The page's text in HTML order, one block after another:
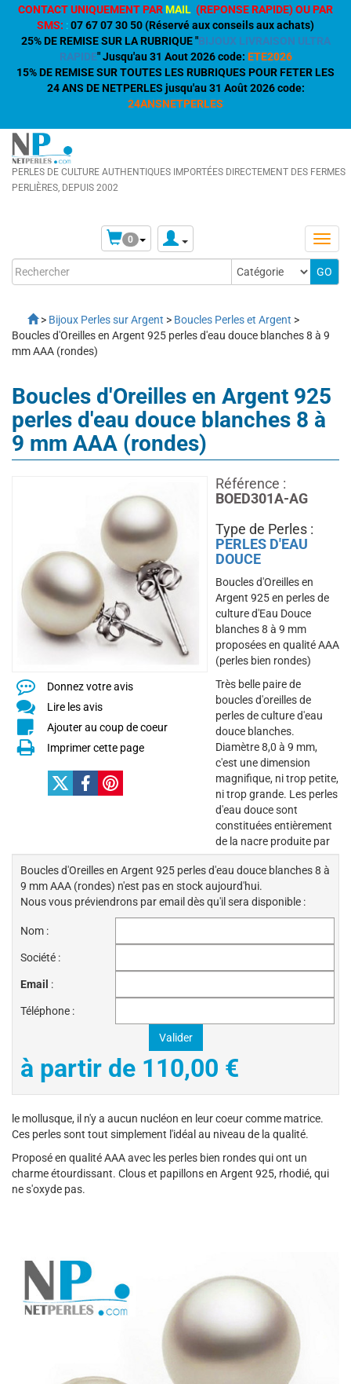
CONTACT UNIQUEMENT PARMAIL (REPONSE RAPIDE) OU PAR
SMS: :07 67 07 30 50 (Réservé aux conseils aux achats)
25% DE REMISE SUR LA RUBRIQUE "BIJOUX LIVRAISON ULTRA
RAPIDE" Jusqu'au 31 Aout 2026 code: ETE2026
15% DE REMISE SUR TOUTES LES RUBRIQUES POUR FETER LES
24 ANS DE NETPERLES jusqu'au 31 Août 2026 code:
24ANSNETPERLES
PERLES DE CULTURE AUTHENTIQUES IMPORTÉES DIRECTEMENT DES FERMES
PERLIÈRES, DEPUIS 2002
0
> Bijoux Perles sur Argent > Boucles Perles et Argent >
Boucles d'Oreilles en Argent 925 perles d'eau douce blanches 8 à 9
mm AAA (rondes)
Boucles d'Oreilles en Argent 925
perles d'eau douce blanches 8 à
9 mm AAA (rondes)
Donnez votre avis
Lire les avis
Ajouter au coup de coeur
Imprimer cette page
Boucles d'Oreilles en Argent 925 perles d'eau douce blanches 8 à
9 mm AAA (rondes) n'est pas en stock aujourd'hui.
Nous vous préviendrons par email dès qu'il sera disponible :
Nom :
Société :
Email :
Téléphone :
à partir de 110,00 €
Référence :
BOED301A-AG
Type de Perles :
PERLES D'EAU
DOUCE
Boucles d'Oreilles en
Argent 925 en perles de
culture d'Eau Douce
blanches 8 à 9 mm
proposées en qualité AAA
(perles bien rondes)
Très belle paire de
boucles d'oreilles de
perles de culture d'eau
douce blanches.
Diamètre 8,0 à 9 mm,
c'est une dimension
magnifique, ni trop petite,
ni trop grande. Les perles
d'eau douce sont
constituées entièrement
de la nacre produite par
le mollusque, il n'y a aucun nucléon en leur coeur comme matrice.
Ces perles sont tout simplement l'idéal au niveau de la qualité.
Proposé en qualité AAA avec les perles bien rondes qui ont un
charme étourdissant. Clous et papillons en Argent 925, rhodié, qui
ne s'oxyde pas.